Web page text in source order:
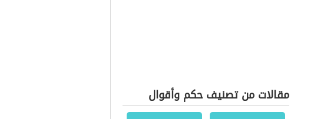
مقالات من تصنيف حكم وأقوال